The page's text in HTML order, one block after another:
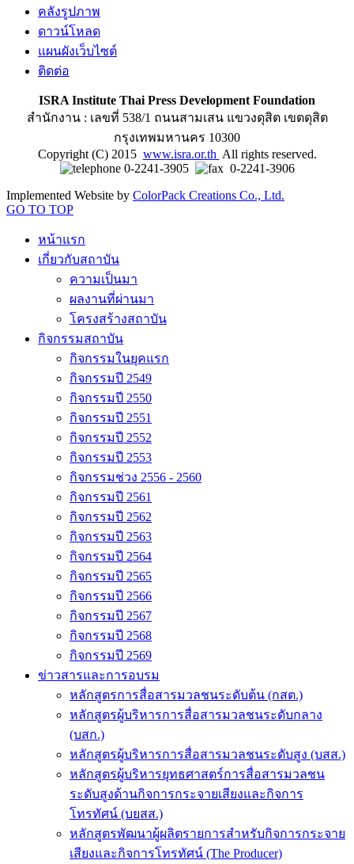
คลังรูปภาพ
ดาวน์โหลด
แผนผังเว็บไซต์
ติดต่อ
ISRA Institute Thai Press Development Foundation
สำนักงาน : เลขที่ 538/1 ถนนสามเสน แขวงดุสิต เขตดุสิต
กรุงเทพมหานคร 10300
Copyright (C) 2015 www.isra.or.th All rights reserved.
0-2241-3905
0-2241-3906
Implemented Website by ColorPack Creations Co., Ltd.
GO TO TOP
หน้าแรก
เกี่ยวกับสถาบัน
ความเป็นมา
ผลงานที่ผ่านมา
โครงสร้างสถาบัน
กิจกรรมสถาบัน
กิจกรรมในยุคแรก
กิจกรรมปี 2549
กิจกรรมปี 2550
กิจกรรมปี 2551
กิจกรรมปี 2552
กิจกรรมปี 2553
กิจกรรมช่วง 2556 - 2560
กิจกรรมปี 2561
กิจกรรมปี 2562
กิจกรรมปี 2563
กิจกรรมปี 2564
กิจกรรมปี 2565
กิจกรรมปี 2566
กิจกรรมปี 2567
กิจกรรมปี 2568
กิจกรรมปี 2569
ข่าวสารและการอบรม
หลักสูตรการสื่อสารมวลชนระดับต้น (กสต.)
หลักสูตรผู้บริหารการสื่อสารมวลชนระดับกลาง
(บสก.)
หลักสูตรผู้บริหารการสื่อสารมวลชนระดับสูง (บสส.)
หลักสูตรผู้บริหารยุทธศาสตร์การสื่อสารมวลชน
ระดับสูงด้านกิจการกระจายเสียงและกิจการ
โทรทัศน์ (บยสส.)
หลักสูตรพัฒนาผู้ผลิตรายการสำหรับกิจการกระจาย
เสียงและกิจการโทรทัศน์ (The Producer)